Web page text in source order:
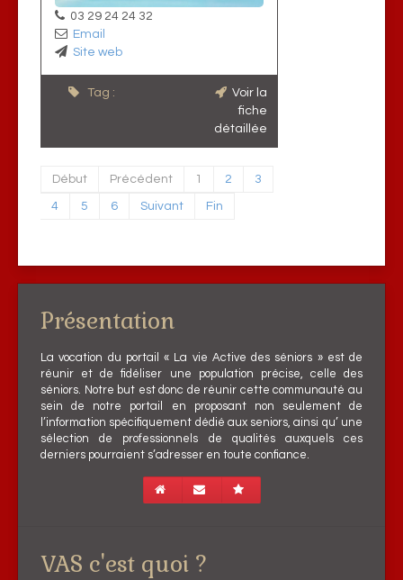
03 29 24 24 32
Email
Site web
Tag :
Voir la
fiche
détaillée
Début Précédent 1 2 3
4 5 6 Suivant Fin
Présentation
La vocation du portail « La vie Active des séniors » est de
réunir et de fidéliser une population précise, celle des
séniors. Notre but est donc de réunir cette communauté au
sein de notre portail en proposant non seulement de
l’information spécifiquement dédié aux seniors, ainsi qu’ une
sélection de professionnels de qualités auxquels ces
derniers pourraient s’adresser en toute confiance.
VAS c'est quoi ?